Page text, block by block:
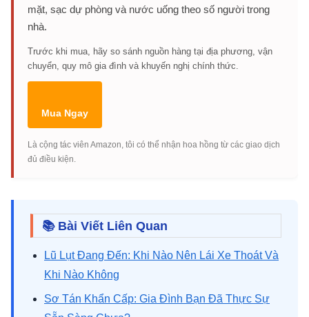
mặt, sạc dự phòng và nước uống theo số người trong
nhà.
Trước khi mua, hãy so sánh nguồn hàng tại địa phương, vận
chuyển, quy mô gia đình và khuyến nghị chính thức.
Mua Ngay
Là cộng tác viên Amazon, tôi có thể nhận hoa hồng từ các giao dịch
đủ điều kiện.
📚 Bài Viết Liên Quan
Lũ Lụt Đang Đến: Khi Nào Nên Lái Xe Thoát Và
Khi Nào Không
Sơ Tán Khẩn Cấp: Gia Đình Bạn Đã Thực Sự